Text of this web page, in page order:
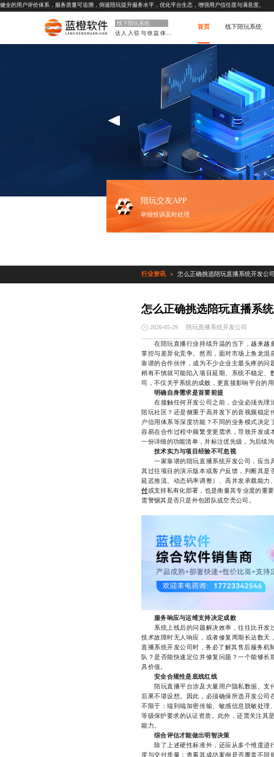
健全的用户评价体系，服务质量可追溯，倒逼陪玩提升服务水平，优化平台生态，增强用户信任度与满意度。
线下陪玩系统
首页 线下陪玩系统
陪玩交友APP
举报投诉及时处理
行业资讯 > 怎么正确挑选陪玩直播系统开发公
怎么正确挑选陪玩直播系
2026-05-29 陪玩直播系统开发公司
在陪玩直播行业持续升温的当下，越来越
掌控与差异化竞争。然而，面对市场上鱼龙混
靠谱的合作伙伴，成为不少企业主最头疼的
稍有不慎就可能陷入项目延期、系统不稳定
司，不仅关乎系统的成败，更直接影响平台的
明确自身需求是首要前提
在接触任何开发公司之前，企业必须先理
陪玩社区？还是侧重于高并发下的音视频稳
户信用体系等深度功能？不同的业务模式决
容易在合作过程中频繁变更需求，导致开发
一份详细的功能清单，并标注优先级，为后续
技术实力与项目经验不可忽视
一家靠谱的陪玩直播系统开发公司，应当
其过往项目的演示版本或客户反馈，判断其是
延迟推流、动态码率调整）、高并发承载能
付或支持私有化部署，也是衡量其专业度的重
需警惕其是否只是外包团队或空壳公司。
服务响应与运维支持决定成败
系统上线后的问题解决效率，往往比开发
技术故障时无人响应，或者修复周期长达数
直播系统开发公司时，务必了解其售后服务机
队？是否能快速定位并修复问题？一个能够
具价值。
安全合规性是底线红线
陪玩直播平台涉及大量用户隐私数据、支
后果不堪设想。因此，必须确保所选开发公
不限于：端到端加密传输、敏感信息脱敏处
等级保护要求的认证资质。此外，还需关注其
能力。
综合评估才能做出明智决策
除了上述硬性标准外，还应从多个维度进
度与交付质量；查看其成功案例是否覆盖不